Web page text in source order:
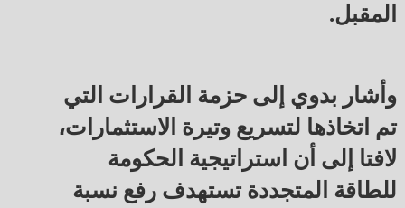
المقبل.
وأشار بدوي إلى حزمة القرارات التي
تم اتخاذها لتسريع وتيرة الاستثمارات،
لافتا إلى أن استراتيجية الحكومة
للطاقة المتجددة تستهدف رفع نسبة